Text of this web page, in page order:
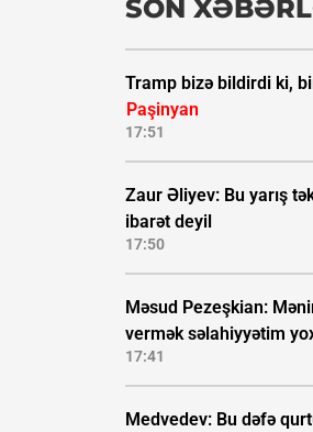
SON
Tramp bizə bildirdi ki,
Paşinyan
17:51
Zaur Əliyev: Bu yarış
ibarət deyil
17:50
Məsud Pezeşkian:
vermək səlahiyyətim
17:41
Medvedev: Bu dəfə